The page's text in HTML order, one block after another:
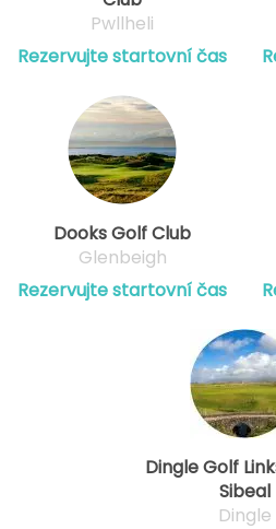
Pwllheli
Rezervujte startovní čas
Dooks Golf Club
Glenbeigh
Rezervujte startovní čas
Dingle Golf
Sibeal
Dingle